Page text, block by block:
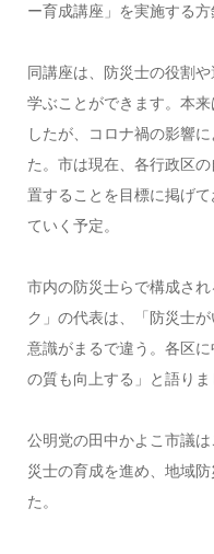
ー育成講座」を実施する方
同講座は、防災士の役割
学ぶことができます。本
したが、コロナ禍の影響
た。市は現在、各行政区
置することを目標に掲げ
ていく予定。
市内の防災士らで構成さ
ク」の代表は、「防災士
意識がまるで違う。各区
の質も向上する」と語りま
公明党の田中かよこ市議
災士の育成を進め、地域
た。